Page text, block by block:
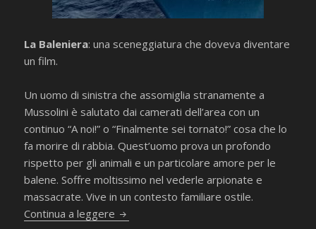
La Baleniera: una sceneggiatura che doveva diventare
un film.
Un uomo di sinistra che assomiglia stranamente a
Mussolini è salutato dai camerati dell’area con un
continuo “A noi!” o “Finalmente sei tornato!” cosa che lo
fa morire di rabbia. Quest’uomo prova un profondo
rispetto per gli animali e un particolare amore per le
balene. Soffre moltissimo nel vederle arpionate e
massacrate. Vive in un contesto familiare ostile.
Continua a leggere “La Baleniera” di Paolo Ricci